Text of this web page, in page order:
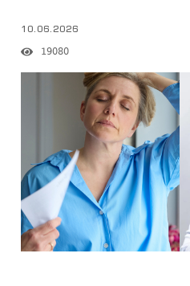
10.06.2026
19080